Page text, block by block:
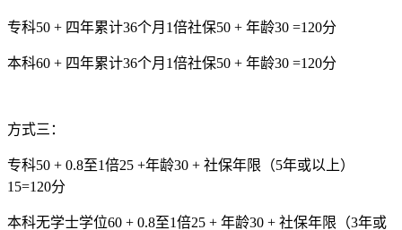
专科50 + 四年累计36个月1倍社保50 + 年龄30 =120分
本科60 + 四年累计36个月1倍社保50 + 年龄30 =120分
方式三：
专科50 + 0.8至1倍25 +年龄30 + 社保年限（5年或以上）
15=120分
本科无学士学位60 + 0.8至1倍25 + 年龄30 + 社保年限（3年或